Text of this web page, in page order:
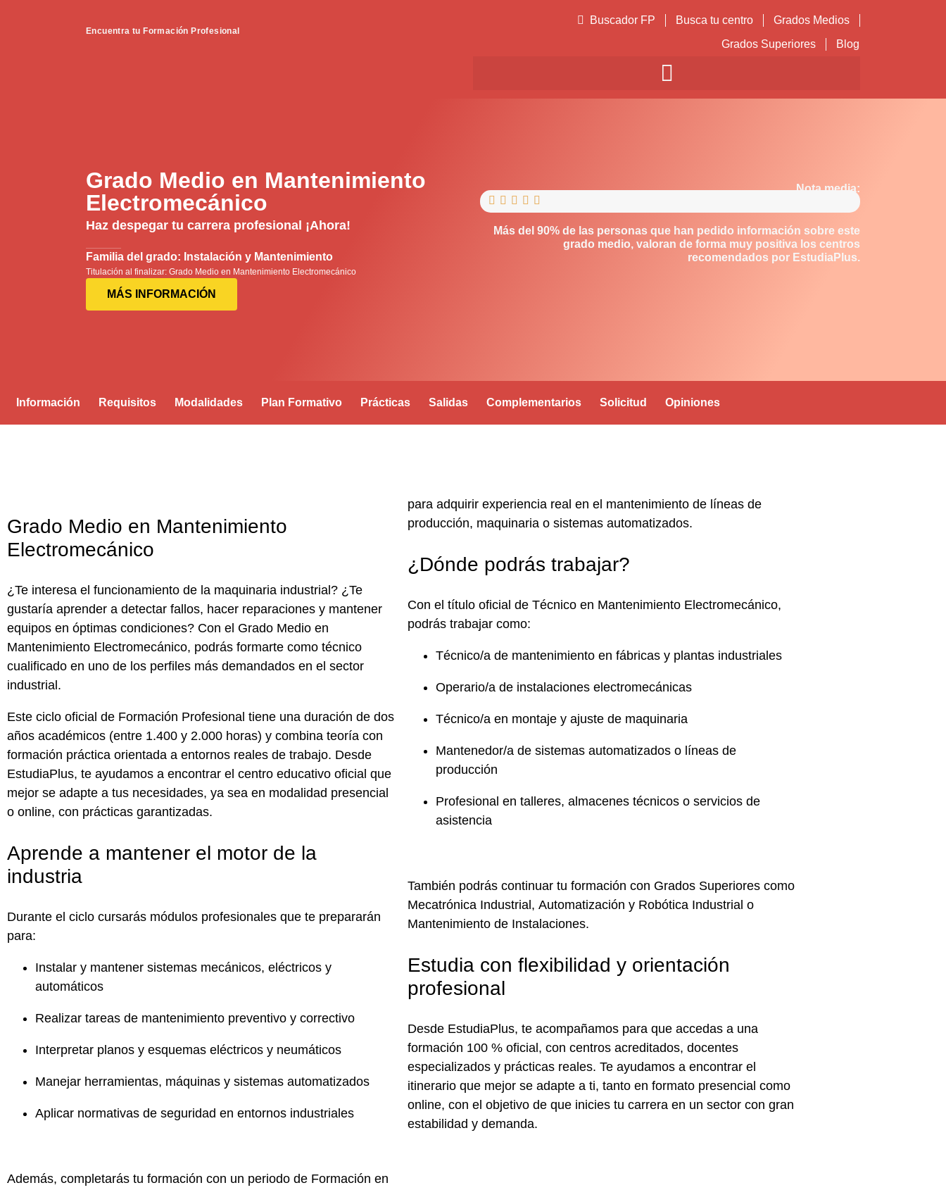
Encuentra tu Formación Profesional
Buscador FP Busca tu centro
Grados Medios
Grados Superiores
Blog
Grado Medio en Mantenimiento
Electromecánico
Haz despegar tu carrera profesional ¡Ahora!
Familia del grado: Instalación y Mantenimiento
Titulación al finalizar: Grado Medio en Mantenimiento Electromecánico
MÁS INFORMACIÓN
Nota media:
    
Más del 90% de las personas que han pedido información sobre este
grado medio, valoran de forma muy positiva los centros
recomendados por EstudiaPlus.
Información Requisitos Modalidades Plan Formativo Prácticas Salidas Complementarios Solicitud Opiniones
Grado Medio en Mantenimiento
Electromecánico
¿Te interesa el funcionamiento de la maquinaria industrial? ¿Te
gustaría aprender a detectar fallos, hacer reparaciones y mantener
equipos en óptimas condiciones? Con el Grado Medio en
Mantenimiento Electromecánico, podrás formarte como técnico
cualificado en uno de los perfiles más demandados en el sector
industrial.
Este ciclo oficial de Formación Profesional tiene una duración de dos
años académicos (entre 1.400 y 2.000 horas) y combina teoría con
formación práctica orientada a entornos reales de trabajo. Desde
EstudiaPlus, te ayudamos a encontrar el centro educativo oficial que
mejor se adapte a tus necesidades, ya sea en modalidad presencial
o online, con prácticas garantizadas.
Aprende a mantener el motor de la
industria
Durante el ciclo cursarás módulos profesionales que te prepararán
para:
Instalar y mantener sistemas mecánicos, eléctricos y
automáticos
Realizar tareas de mantenimiento preventivo y correctivo
Interpretar planos y esquemas eléctricos y neumáticos
Manejar herramientas, máquinas y sistemas automatizados
Aplicar normativas de seguridad en entornos industriales
Además, completarás tu formación con un periodo de Formación en
para adquirir experiencia real en el mantenimiento de líneas de
producción, maquinaria o sistemas automatizados.
¿Dónde podrás trabajar?
Con el título oficial de Técnico en Mantenimiento Electromecánico,
podrás trabajar como:
Técnico/a de mantenimiento en fábricas y plantas industriales
Operario/a de instalaciones electromecánicas
Técnico/a en montaje y ajuste de maquinaria
Mantenedor/a de sistemas automatizados o líneas de
producción
Profesional en talleres, almacenes técnicos o servicios de
asistencia
También podrás continuar tu formación con Grados Superiores como
Mecatrónica Industrial, Automatización y Robótica Industrial o
Mantenimiento de Instalaciones.
Estudia con flexibilidad y orientación
profesional
Desde EstudiaPlus, te acompañamos para que accedas a una
formación 100 % oficial , con centros acreditados, docentes
especializados y prácticas reales. Te ayudamos a encontrar el
itinerario que mejor se adapte a ti, tanto en formato presencial como
online, con el objetivo de que inicies tu carrera en un sector con gran
estabilidad y demanda.